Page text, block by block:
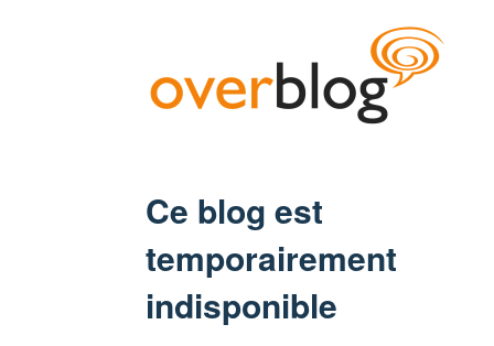
Ce blog est
temporairement
indisponible